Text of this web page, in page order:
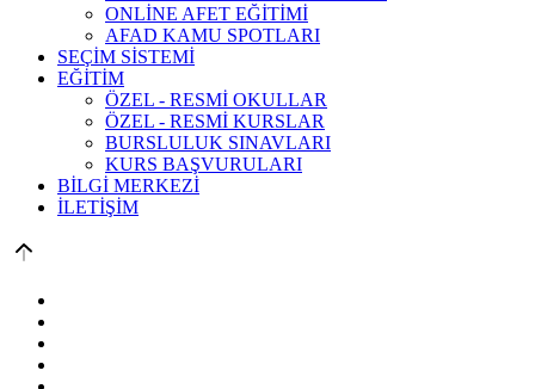
ONLİNE AFET EĞİTİMİ
AFAD KAMU SPOTLARI
SEÇİM SİSTEMİ
EĞİTİM
ÖZEL - RESMİ OKULLAR
ÖZEL - RESMİ KURSLAR
BURSLULUK SINAVLARI
KURS BAŞVURULARI
BİLGİ MERKEZİ
İLETİŞİM